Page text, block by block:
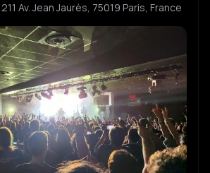
Av. Jean Jaurès, 75019 Paris, France